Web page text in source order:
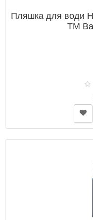
Пляшка для води
ТМ